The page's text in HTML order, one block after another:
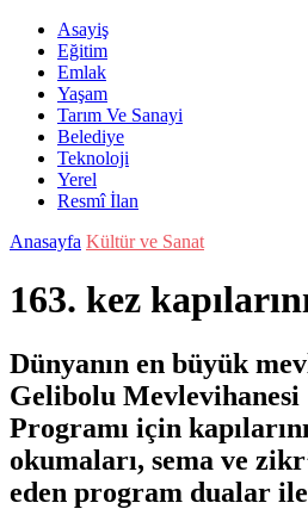
Asayiş
Eğitim
Emlak
Yaşam
Tarım Ve Sanayi
Belediye
Teknoloji
Yerel
Resmî İlan
Anasayfa Kültür ve Sanat
163. kez
Dünyanın en büyük
Gelibolu Mevlevihanesi
Programı için
okumaları, sema ve
eden program dualar